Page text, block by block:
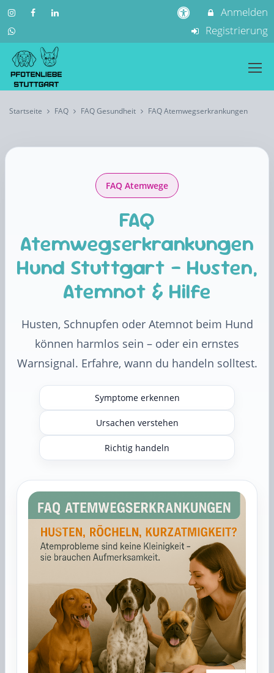
Anmelden
Registrierung
Startseite FAQ FAQ Gesundheit FAQ Atemwegserkrankungen
FAQ Atemwege
FAQ
Atemwegserkrankungen
Hund Stuttgart – Husten,
Atemnot & Hilfe
Husten, Schnupfen oder Atemnot beim Hund
können harmlos sein – oder ein ernstes
Warnsignal. Erfahre, wann du handeln solltest.
Symptome erkennen
Ursachen verstehen
Richtig handeln